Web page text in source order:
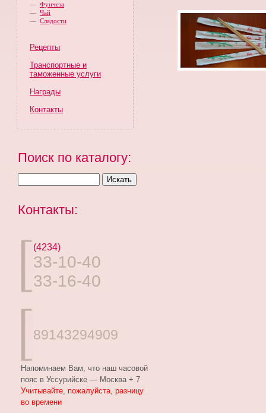
— Фунчеза
— Чай
— Сладости
Рецепты
Транспортные и
таможенные услуги
Награды
Контакты
Поиск по каталогу:
Контакты:
(4234)
33-10-40
33-16-40
89143294909
Напоминаем Вам, что наш часовой
пояс в Уссурийске — Москва + 7
Учитывайте, пожалуйста, разницу
во времени